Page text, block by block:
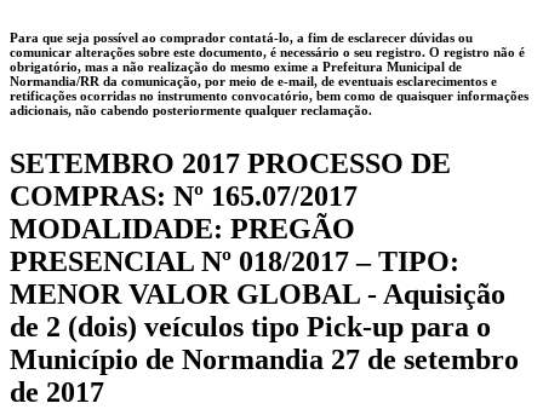
Para que seja possível ao comprador contatá-lo, a fim de esclarecer dúvidas ou
comunicar alterações sobre este documento, é necessário o seu registro. O registro não é
obrigatório, mas a não realização do mesmo exime a Prefeitura Municipal de
Normandia/RR da comunicação, por meio de e-mail, de eventuais esclarecimentos e
retificações ocorridas no instrumento convocatório, bem como de quaisquer informações
adicionais, não cabendo posteriormente qualquer reclamação.
SETEMBRO 2017 PROCESSO DE
COMPRAS: Nº 165.07/2017
MODALIDADE: PREGÃO
PRESENCIAL Nº 018/2017 – TIPO:
MENOR VALOR GLOBAL - Aquisição
de 2 (dois) veículos tipo Pick-up para o
Município de Normandia 27 de setembro
de 2017